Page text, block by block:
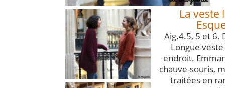
La veste
Aig.4.5, 5 et 6.
Longue
endroit.
chauve-souris,
traitées en